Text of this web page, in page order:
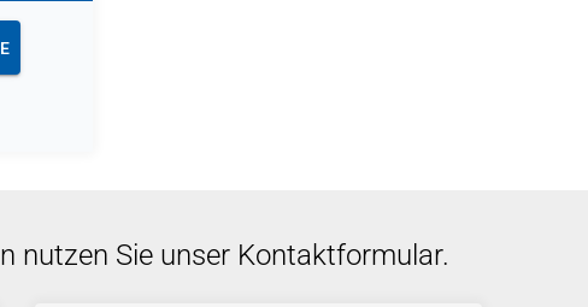
nutzen Sie unser Kontaktformular.